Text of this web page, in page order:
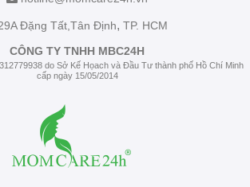
Đặng Tất,Tân Định, TP. HCM
CÔNG TY TNHH MBC24H
do Sở Kế Họach và Đầu Tư thành phố Hồ Chí Minh
cấp ngày 15/05/2014